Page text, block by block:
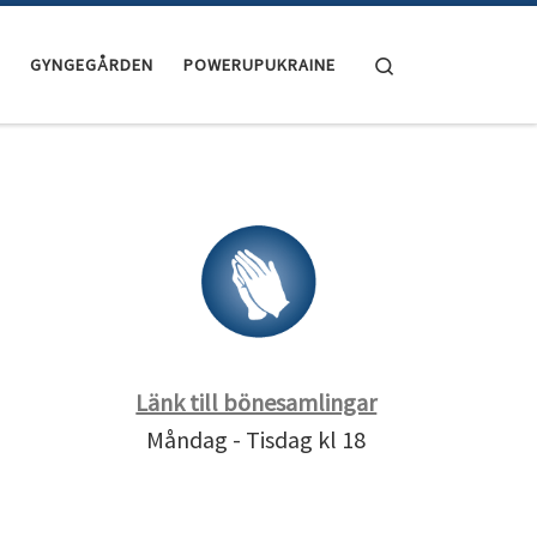
GYNGEGÅRDEN POWERUPUKRAINE
Länk till bönesamlingar
Måndag - Tisdag kl 18